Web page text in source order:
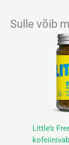
Sulle võib
Little’s